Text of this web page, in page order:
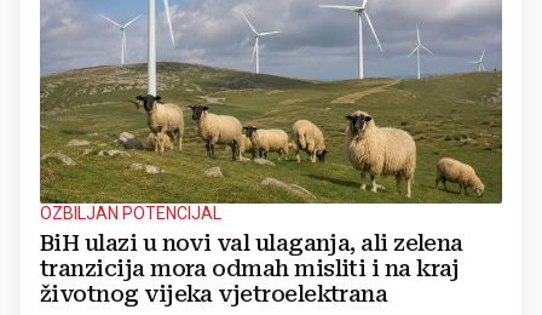
OZBILJAN POTENCIJAL
BiH ulazi u novi val ulaganja, ali zelena
tranzicija mora odmah misliti i na kraj
životnog vijeka vjetroelektrana